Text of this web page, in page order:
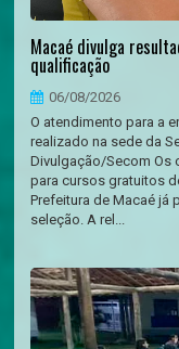
Macaé divulga
qualificação
06/08/2026
O atendimento para a
realizado na sede da
Divulgação/Secom Os
para cursos gratuitos
Prefeitura de Macaé já
seleção. A rel...